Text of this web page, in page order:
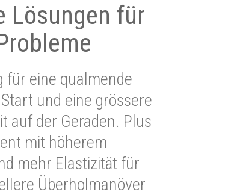
Lösungen für
für eine qualmende
und eine grössere
auf der Geraden. Plus
mit höherem
mehr Elastizität für
Überholmanöver